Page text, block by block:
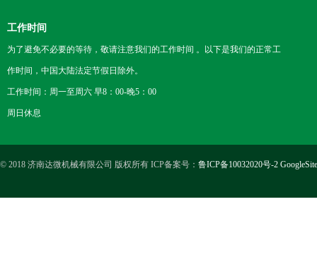
工作时间
为了避免不必要的等待，敬请注意我们的工作时间 。以下是我们的正常工
作时间，中国大陆法定节假日除外。
工作时间：周一至周六 早8：00-晚5：00
周日休息
© 2018 济南达微机械有限公司 版权所有 ICP备案号： 鲁ICP备10032020号-2